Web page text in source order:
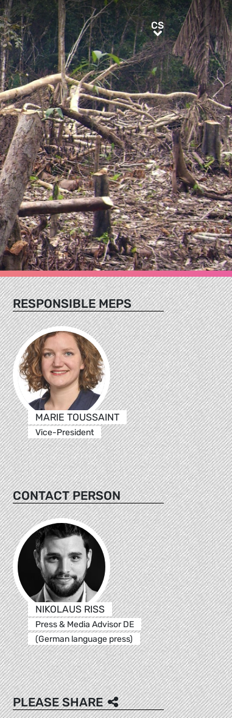
CSCS
RESPONSIBLE MEPS
MARIE TOUSSAINT
Vice-President
CONTACT PERSON
NIKOLAUS RISS
Press & Media Advisor DE
(German language press)
PLEASE SHARE